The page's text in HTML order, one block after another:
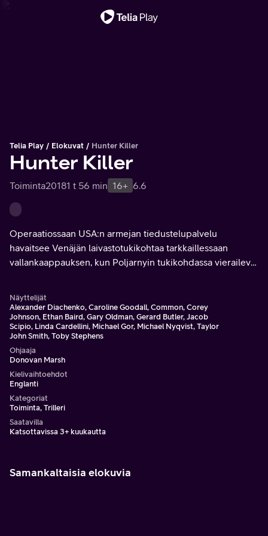
Telia Play Elokuvat Hunter Killer
Hunter Killer
Toiminta20181 t 56 min 16+ 6.6
Operaatiossaan USA:n armejan tiedustelupalvelu
havaitsee Venäjän laivastotukikohtaa tarkkaillessaan
vallankaappauksen, kun Poljarnyin tukikohdassa vieraileva
Näyttelijät
Alexander Diachenko, Caroline Goodall, Common, Corey
Johnson, Ethan Baird, Gary Oldman, Gerard Butler, Jacob
Scipio, Linda Cardellini, Michael Gor, Michael Nyqvist, Taylor
John Smith, Toby Stephens
Ohjaaja
Donovan Marsh
Kielivaihtoehdot
Englanti
Kategoriat
Toiminta, Trilleri
Saatavilla
Katsottavissa 3+ kuukautta
Samankaltaisia elokuvia